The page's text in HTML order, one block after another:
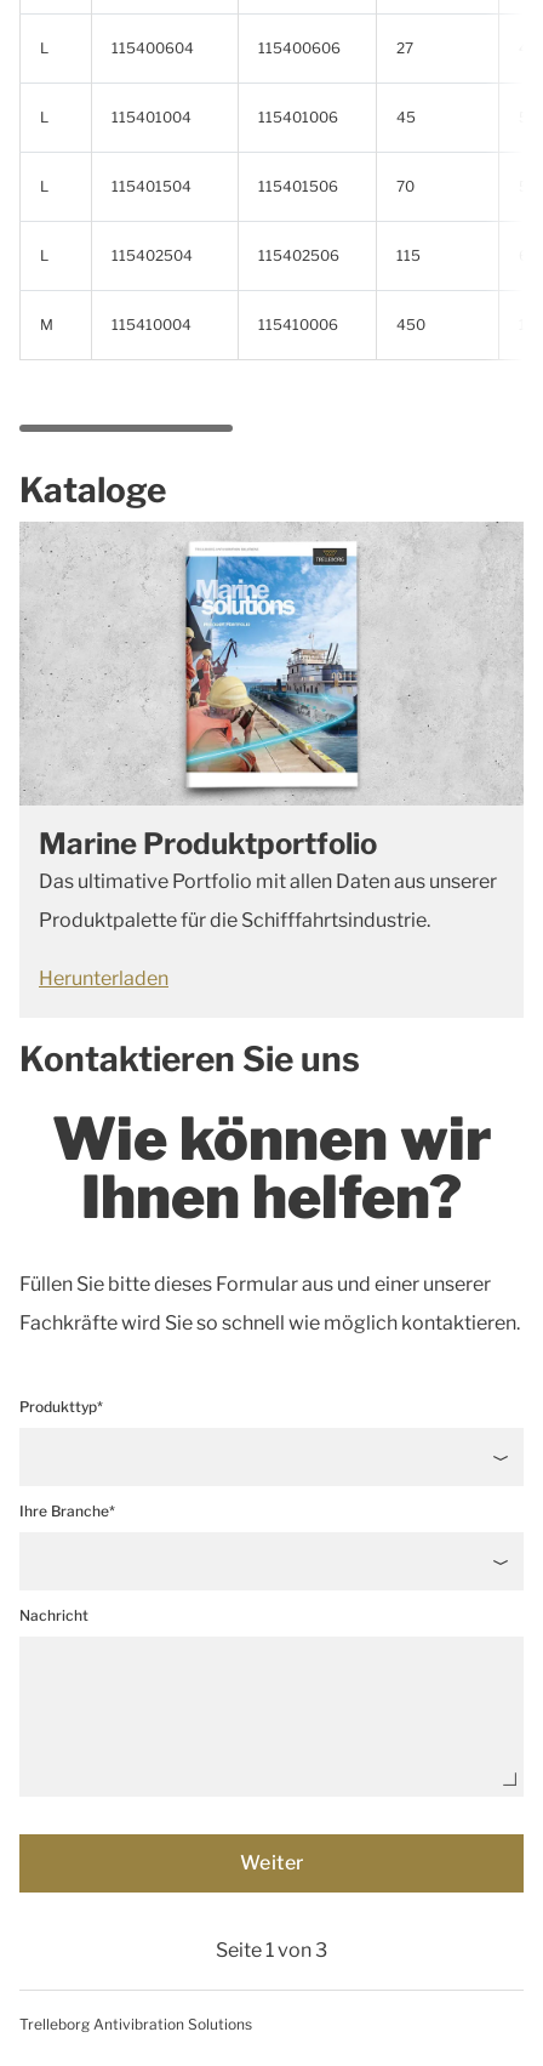
L 115400604 115400606 27
L 115401004 115401006 45
L 115401504 115401506 70
L 115402504 115402506 115
M 115410004 115410006 450
Kataloge
Marine Produktportfolio
Das ultimative Portfolio mit allen Daten aus unserer
Produktpalette für die Schifffahrtsindustrie.
Herunterladen
Kontaktieren Sie uns
Wie können wir
Ihnen helfen?
Füllen Sie bitte dieses Formular aus und einer unserer
Fachkräfte wird Sie so schnell wie möglich kontaktieren.
Produkttyp*
Ihre Branche*
Nachricht
Seite 1 von 3
Trelleborg Antivibration Solutions